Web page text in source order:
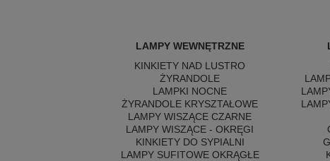
LAMPY WEWNĘTRZNE
KINKIETY NAD LUSTRO
ŻYRANDOLE
LAMPKI NOCNE
ŻYRANDOLE KRYSZTAŁOWE
LAMPY WISZĄCE CZARNE
LAMPY WISZĄCE - OKRĘGI
KINKIETY DO SYPIALNI
LAMPY SUFITOWE OKRĄGŁE